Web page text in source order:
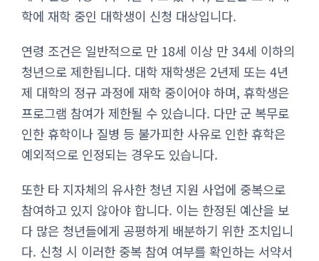
학에 재학 중인 대학생이 신청 대상입니다.
연령 조건은 일반적으로 만 18세 이상 만 34세 이하의
청년으로 제한됩니다. 대학 재학생은 2년제 또는 4년
제 대학의 정규 과정에 재학 중이어야 하며, 휴학생은
프로그램 참여가 제한될 수 있습니다. 다만 군 복무로
인한 휴학이나 질병 등 불가피한 사유로 인한 휴학은
예외적으로 인정되는 경우도 있습니다.
또한 타 지자체의 유사한 청년 지원 사업에 중복으로
참여하고 있지 않아야 합니다. 이는 한정된 예산을 보
다 많은 청년들에게 공평하게 배분하기 위한 조치입니
다. 신청 시 이러한 중복 참여 여부를 확인하는 서약서